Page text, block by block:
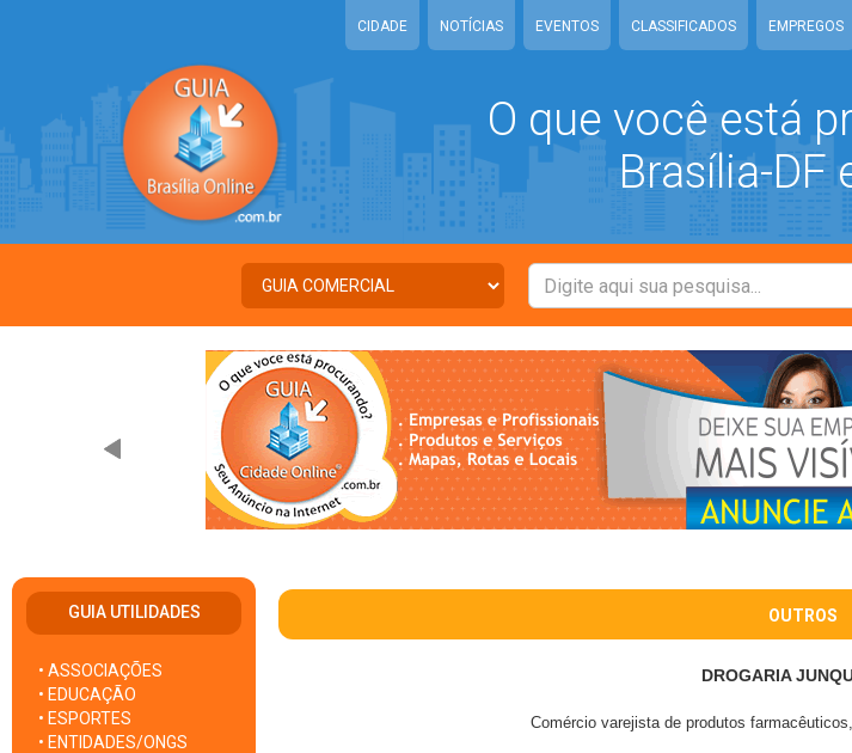
CIDADE NOTÍCIAS EVENTOS CLASSIFICADOS EMPREGOS
O que você está
Brasília-DF
GUIA UTILIDADES
• ASSOCIAÇÕES
• EDUCAÇÃO
• ESPORTES
• ENTIDADES/ONGS
OUTROS
DROGARIA
Comércio varejista de produtos